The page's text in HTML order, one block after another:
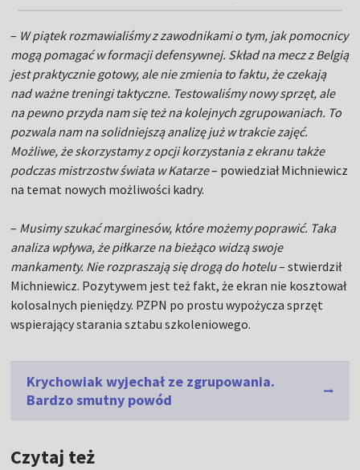
– W piątek rozmawialiśmy z zawodnikami o tym, jak pomocnicy
mogą pomagać w formacji defensywnej. Skład na mecz z Belgią
jest praktycznie gotowy, ale nie zmienia to faktu, że czekają
nad ważne treningi taktyczne. Testowaliśmy nowy sprzęt, ale
na pewno przyda nam się też na kolejnych zgrupowaniach. To
pozwala nam na solidniejszą analizę już w trakcie zajęć.
Możliwe, że skorzystamy z opcji korzystania z ekranu także
podczas mistrzostw świata w Katarze– powiedział Michniewicz
na temat nowych możliwości kadry.
– Musimy szukać marginesów, które możemy poprawić. Taka
analiza wpływa, że piłkarze na bieżąco widzą swoje
mankamenty. Nie rozpraszają się drogą do hotelu– stwierdził
Michniewicz. Pozytywem jest też fakt, że ekran nie kosztował
kolosalnych pieniędzy. PZPN po prostu wypożycza sprzęt
wspierający starania sztabu szkoleniowego.
Krychowiak wyjechał ze zgrupowania.
Bardzo smutny powód
Czytaj też